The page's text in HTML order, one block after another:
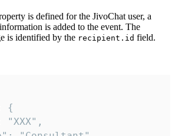
is defined for the JivoChat user, a
is added to the event. The
is identified by the recipient.id field.